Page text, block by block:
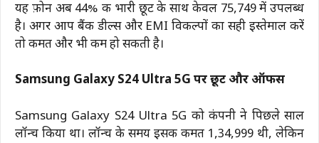
यह फ़ोन अब 44% की भारी छूट के साथ केवल ₹75,749 में उपलब्ध
है। अगर आप बैंक डील्स और EMI विकल्पों का सही इस्तेमाल करें
तो कीमत और भी कम हो सकती है।
Samsung Galaxy S24 Ultra 5G पर छूट और ऑफर्स
Samsung Galaxy S24 Ultra 5G को कंपनी ने पिछले साल
लॉन्च किया था। लॉन्च के समय इसकी कीमत ₹1,34,999 थी, लेकिन